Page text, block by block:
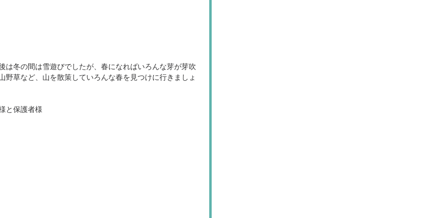
は冬の間は雪遊びでしたが、春になればいろんな芽が芽吹
野草など、山を散策していろんな春を見つけに行きましょ
と保護者様